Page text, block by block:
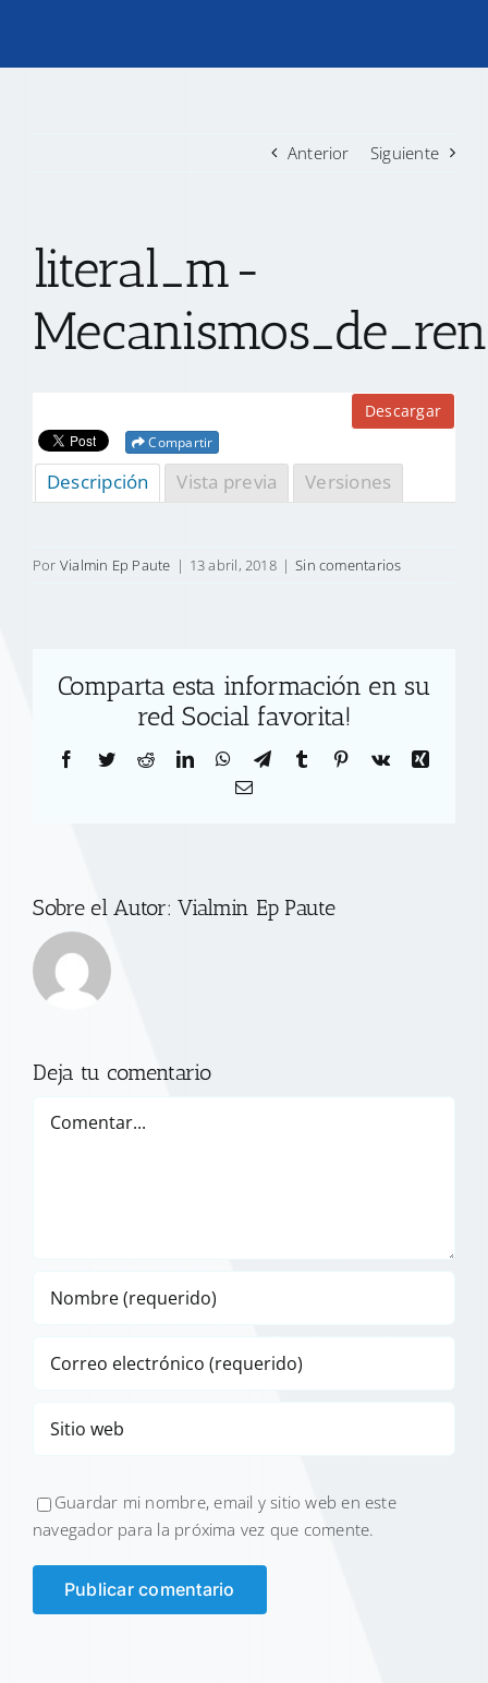
TRANSPARENCIA
CONTACTO
Anterior Siguiente
literal_m-
Descargar
Compartir
Descripción Vista previa Versiones
Por Vialmin Ep Paute | 13 abril, 2018 | Sin comentarios
Comparta esta información en su
red Social favorita!
Facebook
TwitterRedditLinkedInWhatsApp
TelegramTumblr Pinterest
Vk
Xing
Correo
Sobre el Autor:Vialmin Ep Paute
Deja tu comentario
Guardar mi nombre, email y sitio web en este
navegador para la próxima vez que comente.